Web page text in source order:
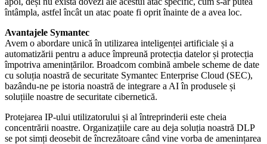
întâmpla, astfel încât un atac poate fi oprit înainte de a avea loc.
Avantajele Symantec
Avem o abordare unică în utilizarea inteligenței artificiale și a
automatizării pentru a aduce împreună protecția datelor și protecția
împotriva amenințărilor. Broadcom combină ambele scheme de date
cu soluția noastră de securitate Symantec Enterprise Cloud (SEC),
bazându-ne pe istoria noastră de integrare a AI în produsele și
soluțiile noastre de securitate cibernetică.
Protejarea IP-ului utilizatorului și al întreprinderii este cheia
concentrării noastre. Organizațiile care au deja soluția noastră DLP
se pot simți deosebit de încrezătoare când vine vorba de amenințarea